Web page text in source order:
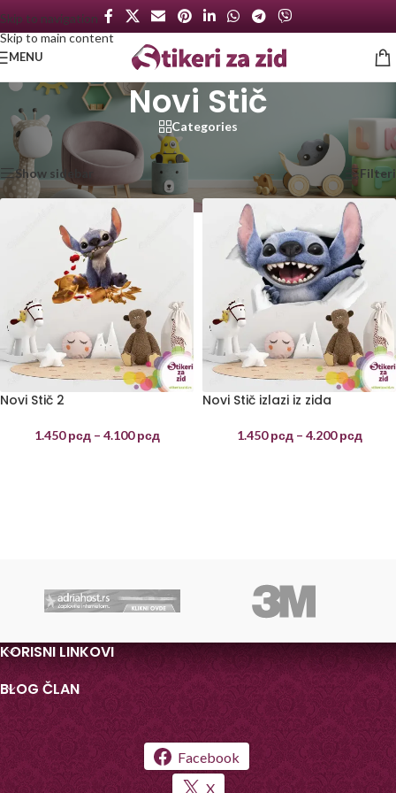
Skip to navigation
Skip to main content
MENU
Novi Stič
Categories
Početna
Proizvod označen „Novi Stič“ Prikazano je svih 2 rezultata
Show sidebar Filteri
Novi Stič 2
1.450рсд – 4.100рсд
Novi Stič izlazi iz zida
1.450рсд – 4.200рсд
KORISNI LINKOVI
BLOG ČLAN
Facebook
X